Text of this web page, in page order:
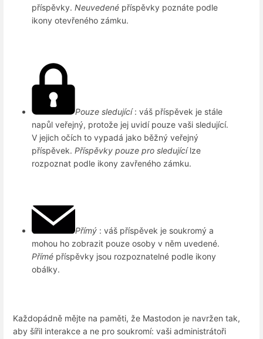
příspěvky. Neuvedené příspěvky poznáte podle
ikony otevřeného zámku.
Pouze sledující: váš příspěvek je stále
napůl veřejný, protože jej uvidí pouze vaši sledující.
V jejich očích to vypadá jako běžný veřejný
příspěvek. Příspěvky pouze pro sledujícílze
rozpoznat podle ikony zavřeného zámku.
Přímý : váš příspěvek je soukromý a
mohou ho zobrazit pouze osoby v něm uvedené.
Přímé příspěvky jsou rozpoznatelné podle ikony
obálky.
Každopádně mějte na paměti, že Mastodon je navržen tak,
aby šířil interakce a ne pro soukromí: vaši administrátoři